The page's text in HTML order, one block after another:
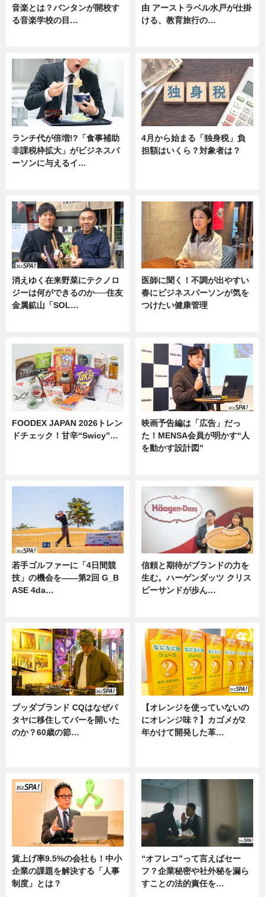
音楽とは？バンタンが開校す
る音楽学校の目…
由 アーストラベル水戸が仕掛
ける、教育旅行の…
ランチ代が倍増!?「食事補助
非課税枠拡大」がビジネスパ
ーソンに与えるイ…
4月から始まる「独身税」負
担額はいくら？対象者は？
消えゆく在来野菜にテクノロ
ジーは何ができるのか──住友
金属鉱山「SOL…
医師に聞く！不調が出やすい
春にビジネスパーソンが気を
つけたい健康管理
FOODEX JAPAN 2026トレン
ドチェック！甘辛“Swicy”…
映画予告編は「広告」だっ
た！MENSA会員が明かす“人
を動かす設計図”
若手ゴルファーに「4日間競
技」の機会を——第2回 G_B
ASE 4da…
信頼と期待がブランドの力を
生む。ハーゲンダッツ クリス
ピーサンドが歩ん…
ブッダブランド CQはなぜパ
タヤに移住してバーを開いた
のか？60歳の節…
【オレンジを使っていないの
にオレンジ味？】カゴメが2
年かけて開発した革…
賃上げ率9.5%の会社も！中小
企業の課題を解決する「人事
制度」とは？
“オフレコ”って言えばセー
フ？企業秘密や社外秘を漏ら
すことの法的責任を…